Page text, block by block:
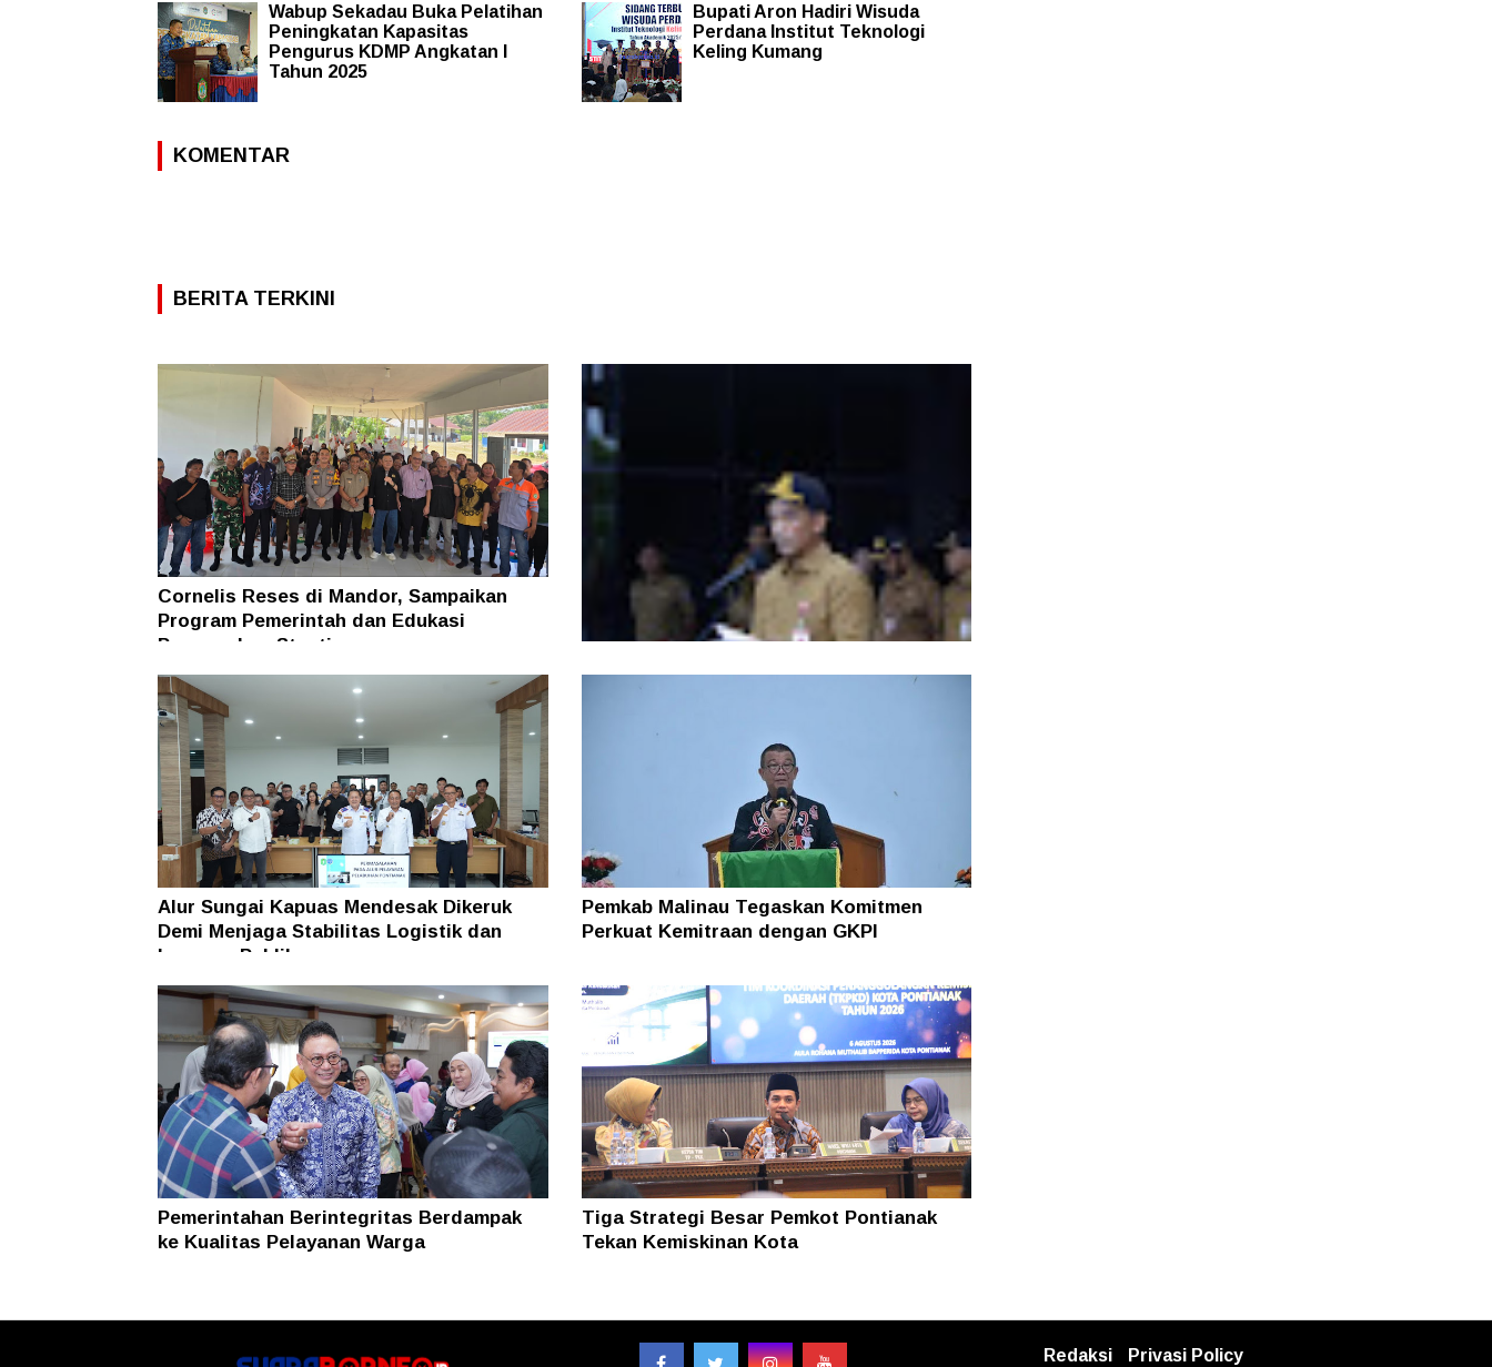
Wabup Sekadau Buka Pelatihan
Peningkatan Kapasitas
Pengurus KDMP Angkatan I
Tahun 2025
Bupati Aron Hadiri Wisuda
Perdana Institut Teknologi
Keling Kumang
KOMENTAR
BERITA TERKINI
Cornelis Reses di Mandor, Sampaikan
Program Pemerintah dan Edukasi
Pencegahan Stunting
Di Tengah Efisiensi Anggaran, Pemprov
Kaltara Pastikan TPP ASN Tetap Dibayar
Alur Sungai Kapuas Mendesak Dikeruk
Demi Menjaga Stabilitas Logistik dan
Layanan Publik
Pemkab Malinau Tegaskan Komitmen
Perkuat Kemitraan dengan GKPI
Pemerintahan Berintegritas Berdampak
ke Kualitas Pelayanan Warga
Tiga Strategi Besar Pemkot Pontianak
Tekan Kemiskinan Kota
Redaksi Privasi Policy